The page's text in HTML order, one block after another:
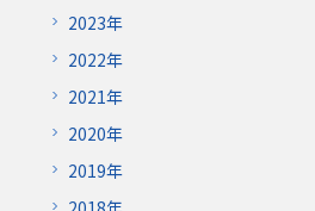
2023年
2022年
2021年
2020年
2019年